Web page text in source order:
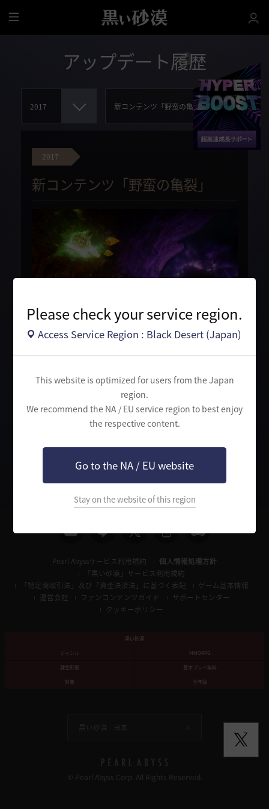
Please check your service region.
Access Service Region : Black Desert (Japan)
This website is optimized for users from the Japan
region.
We recommend the NA / EU service region to best enjoy
the respective content.
Go to the NA / EU website
Stay on the website of this region
全
体
アップデート履歴
2017
新コンテンツ「野蛮の亀裂」
モンスターの襲撃から結界塔を守ろう!
「野蛮の亀裂」は、「黒い砂漠」ではこれまで無かった、タワ
冒険者は仲間と協力して、フェーズ毎に結界塔へ押し寄せてく
るモンスターを討伐し、結界塔を守らなければならない。
そして、防衛の成果に応じて豪華な報酬が獲得できる！
Pearl Abyssサービス利用規約
個人情報処理方針
「黒い砂漠」サービス利用規約
「特定商取引法」及び「資金決済法」に基づく表記
ゲーム基本情報
運営会社
ファンコンテンツガイド
サポートセンター
クッキーポリシー
黒い砂漠
ジャンル
MMORPG
課金形態
基本プレイ無料
対象
全年齢
黒い砂漠 - 日本
© Pearl Abyss Corp. All Rights Reserved.